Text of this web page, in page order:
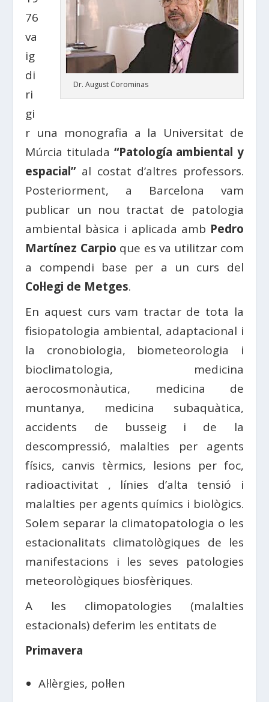
Dr. August Corominas
76
va
ig
di
ri
gi
r una monografia a la Universitat de
Múrcia titulada “Patología ambiental y
espacial”al costat d’altres professors.
Posteriorment, a Barcelona vam
publicar un nou tractat de patologia
ambiental bàsica i aplicada amb Pedro
Martínez Carpio que es va utilitzar com
a compendi base per a un curs del
Col·legi de Metges.
En aquest curs vam tractar de tota la
fisiopatologia ambiental, adaptacional i
la cronobiologia, biometeorologia i
bioclimatologia, medicina
aerocosmonàutica, medicina de
muntanya, medicina subaquàtica,
accidents de busseig i de la
descompressió, malalties per agents
físics, canvis tèrmics, lesions per foc,
radioactivitat , línies d’alta tensió i
malalties per agents químics i biològics.
Solem separar la climatopatologia o les
estacionalitats climatològiques de les
manifestacions i les seves patologies
meteorològiques biosfèriques.
A les climopatologies (malalties
estacionals) deferim les entitats de
Primavera
Al·lèrgies, pol·len